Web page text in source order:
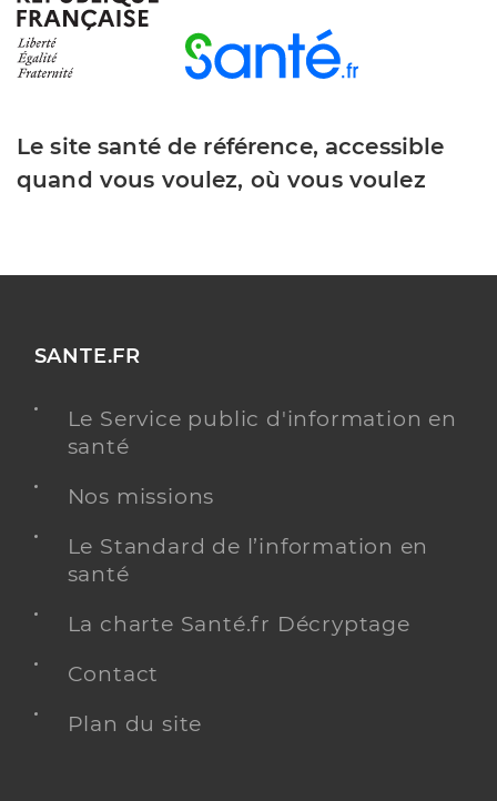
Le site santé de référence, accessible
quand vous voulez, où vous voulez
SANTE.FR
Le Service public d'information en
santé
Nos missions
Le Standard de l’information en
santé
La charte Santé.fr Décryptage
Contact
Plan du site